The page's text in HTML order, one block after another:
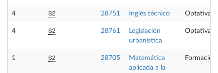
4 S2 28751 Inglés técnico Optativa
4 S2 28761
Legislación
urbanística
Optativa
1 S2 28705
Matemática
aplicada a la
Formación